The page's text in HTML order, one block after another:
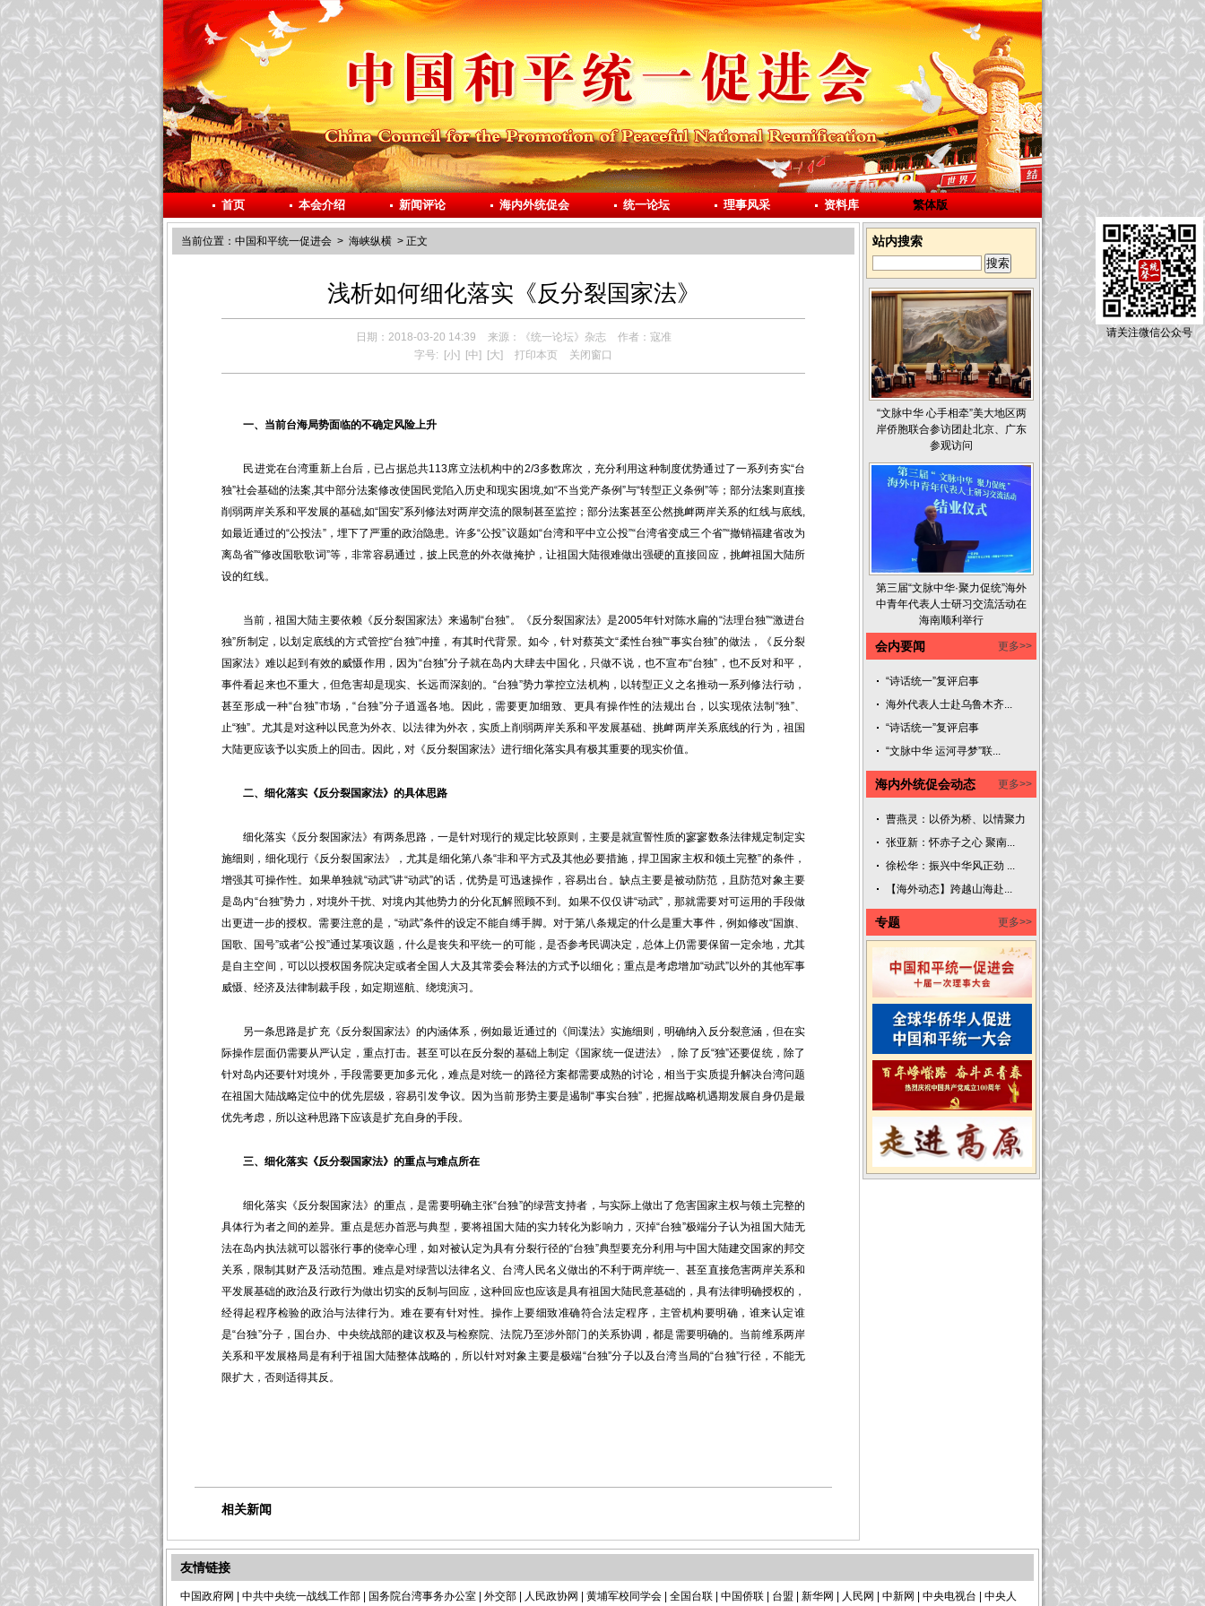
首页 本会介绍 新闻评论 海内外统促会 统一论坛 理事风采 资料库 繁体版
站内搜索
“文脉中华 心手相牵”美大地区两
岸侨胞联合参访团赴北京、广东
参观访问
第三届“文脉中华·聚力促统”海外
中青年代表人士研习交流活动在
海南顺利举行
更多>>
会内要闻
“诗话统一”复评启事
海外代表人士赴乌鲁木齐...
“诗话统一”复评启事
“文脉中华 运河寻梦”联...
更多>>
海内外统促会动态
曹燕灵：以侨为桥、以情聚力
张亚新：怀赤子之心 聚南...
徐松华：振兴中华风正劲 ...
【海外动态】跨越山海赴...
更多>>
专题
当前位置： 中国和平统一促进会 > 海峡纵横 > 正文
浅析如何细化落实《反分裂国家法》
日期：2018-03-20 14:39 来源：《统一论坛》杂志
作者：寇准
字号:
[小] [中] [大] 打印本页 关闭窗口
一、当前台海局势面临的不确定风险上升
民进党在台湾重新上台后，已占据总共113席立法机构中的2/3多数席次，充分利用这种制度优势通过了一系列夯实“台
独”社会基础的法案,其中部分法案修改使国民党陷入历史和现实困境,如“不当党产条例”与“转型正义条例”等；部分法案则直接
削弱两岸关系和平发展的基础,如“国安”系列修法对两岸交流的限制甚至监控；部分法案甚至公然挑衅两岸关系的红线与底线,
如最近通过的“公投法”，埋下了严重的政治隐患。许多“公投”议题如“台湾和平中立公投”“台湾省变成三个省”“撤销福建省改为
离岛省”“修改国歌歌词”等，非常容易通过，披上民意的外衣做掩护，让祖国大陆很难做出强硬的直接回应，挑衅祖国大陆所
设的红线。
当前，祖国大陆主要依赖《反分裂国家法》来遏制“台独”。《反分裂国家法》是2005年针对陈水扁的“法理台独”“激进台
独”所制定，以划定底线的方式管控“台独”冲撞，有其时代背景。如今，针对蔡英文“柔性台独”“事实台独”的做法，《反分裂
国家法》难以起到有效的威慑作用，因为“台独”分子就在岛内大肆去中国化，只做不说，也不宣布“台独”，也不反对和平，
事件看起来也不重大，但危害却是现实、长远而深刻的。“台独”势力掌控立法机构，以转型正义之名推动一系列修法行动，
甚至形成一种“台独”市场，“台独”分子逍遥各地。因此，需要更加细致、更具有操作性的法规出台，以实现依法制“独”、
止“独”。尤其是对这种以民意为外衣、以法律为外衣，实质上削弱两岸关系和平发展基础、挑衅两岸关系底线的行为，祖国
大陆更应该予以实质上的回击。因此，对《反分裂国家法》进行细化落实具有极其重要的现实价值。
二、细化落实《反分裂国家法》的具体思路
细化落实《反分裂国家法》有两条思路，一是针对现行的规定比较原则，主要是就宣誓性质的寥寥数条法律规定制定实
施细则，细化现行《反分裂国家法》，尤其是细化第八条“非和平方式及其他必要措施，捍卫国家主权和领土完整”的条件，
增强其可操作性。如果单独就“动武”讲“动武”的话，优势是可迅速操作，容易出台。缺点主要是被动防范，且防范对象主要
是岛内“台独”势力，对境外干扰、对境内其他势力的分化瓦解照顾不到。如果不仅仅讲“动武”，那就需要对可运用的手段做
出更进一步的授权。需要注意的是，“动武”条件的设定不能自缚手脚。对于第八条规定的什么是重大事件，例如修改“国旗、
国歌、国号”或者“公投”通过某项议题，什么是丧失和平统一的可能，是否参考民调决定，总体上仍需要保留一定余地，尤其
是自主空间，可以以授权国务院决定或者全国人大及其常委会释法的方式予以细化；重点是考虑增加“动武”以外的其他军事
威慑、经济及法律制裁手段，如定期巡航、绕境演习。
另一条思路是扩充《反分裂国家法》的内涵体系，例如最近通过的《间谍法》实施细则，明确纳入反分裂意涵，但在实
际操作层面仍需要从严认定，重点打击。甚至可以在反分裂的基础上制定《国家统一促进法》，除了反“独”还要促统，除了
针对岛内还要针对境外，手段需要更加多元化，难点是对统一的路径方案都需要成熟的讨论，相当于实质提升解决台湾问题
在祖国大陆战略定位中的优先层级，容易引发争议。因为当前形势主要是遏制“事实台独”，把握战略机遇期发展自身仍是最
优先考虑，所以这种思路下应该是扩充自身的手段。
三、细化落实《反分裂国家法》的重点与难点所在
细化落实《反分裂国家法》的重点，是需要明确主张“台独”的绿营支持者，与实际上做出了危害国家主权与领土完整的
具体行为者之间的差异。重点是惩办首恶与典型，要将祖国大陆的实力转化为影响力，灭掉“台独”极端分子认为祖国大陆无
法在岛内执法就可以嚣张行事的侥幸心理，如对被认定为具有分裂行径的“台独”典型要充分利用与中国大陆建交国家的邦交
关系，限制其财产及活动范围。难点是对绿营以法律名义、台湾人民名义做出的不利于两岸统一、甚至直接危害两岸关系和
平发展基础的政治及行政行为做出切实的反制与回应，这种回应也应该是具有祖国大陆民意基础的，具有法律明确授权的，
经得起程序检验的政治与法律行为。难在要有针对性。操作上要细致准确符合法定程序，主管机构要明确，谁来认定谁
是“台独”分子，国台办、中央统战部的建议权及与检察院、法院乃至涉外部门的关系协调，都是需要明确的。当前维系两岸
关系和平发展格局是有利于祖国大陆整体战略的，所以针对对象主要是极端“台独”分子以及台湾当局的“台独”行径，不能无
限扩大，否则适得其反。
相关新闻
友情链接
中国政府网 中共中央统一战线工作部 国务院台湾事务办公室 外交部 人民政协网 黄埔军校同学会 全国台联 中国侨联 台盟 新华网 人民网 中新网 中央电视台 中央人
请关注微信公众号